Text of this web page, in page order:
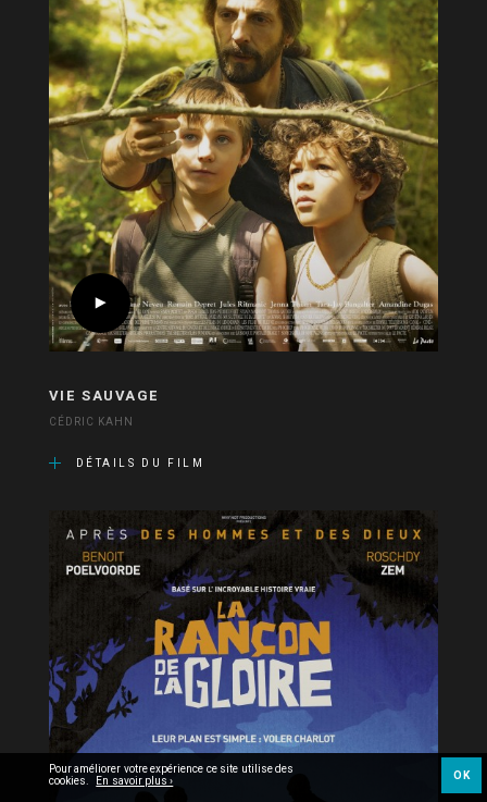
VIE SAUVAGE
CÉDRIC KAHN
DÉTAILS DU FILM
Pour améliorer votre expérience ce site utilise des
cookies. En savoir plus › OK